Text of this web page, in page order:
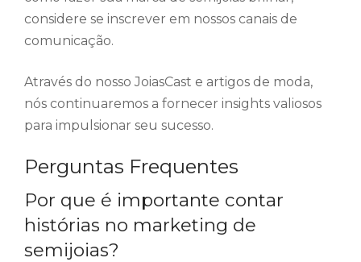
considere se inscrever em nossos canais de
comunicação.
Através do nosso JoiasCast e artigos de moda,
nós continuaremos a fornecer insights valiosos
para impulsionar seu sucesso.
Perguntas Frequentes
Por que é importante contar
histórias no marketing de
semijoias?